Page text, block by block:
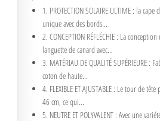
1. PROTECTION SOLAIRE ULTIME : la
unique avec des bords...
2. CONCEPTION RÉFLÉCHIE : La
languette de canard avec...
3. MATÉRIAU DE QUALITÉ SUPÉRIEURE :
coton de haute...
4. FLEXIBLE ET AJUSTABLE : Le tour de
46 cm, ce qui...
5. NEUTRE ET POLYVALENT : Avec une